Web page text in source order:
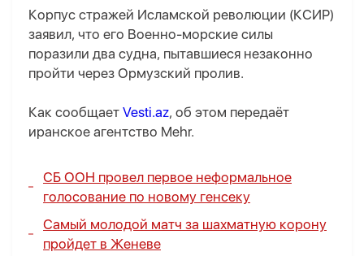
Корпус стражей Исламской революции (КСИР)
заявил, что его Военно-морские силы
поразили два судна, пытавшиеся незаконно
пройти через Ормузский пролив.
Как сообщает Vesti.az, об этом передаёт
иранское агентство Mehr.
СБ ООН провел первое неформальное
голосование по новому генсеку
Самый молодой матч за шахматную корону
пройдет в Женеве